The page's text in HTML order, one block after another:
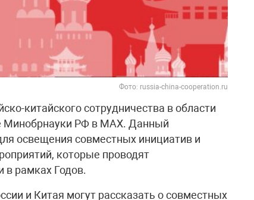
Фото: russia-china-cooperation.ru
китайского сотрудничества в области
Минобрнауки РФ в МАХ. Данный
освещения совместных инициатив и
которые проводят
в рамках Годов.
и Китая могут рассказать о совместных